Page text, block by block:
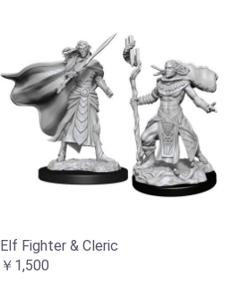
Elf Fighter & Cleric
￥1,500